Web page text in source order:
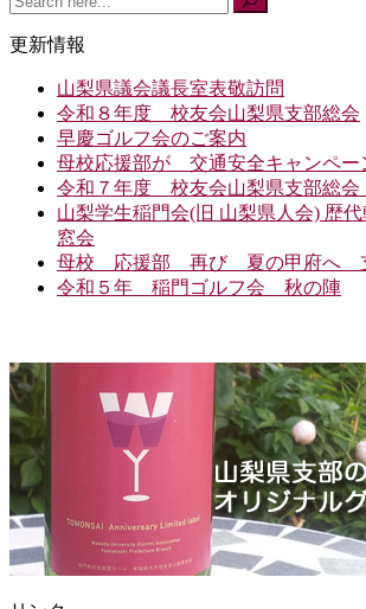
更新情報
山梨県議会議長室表敬訪問
令和８年度 校友会山梨県支部総会
早慶ゴルフ会のご案内
母校応援部が 交通安全キャンペー
令和７年度 校友会山梨県支部総
山梨学生稲門会(旧 山梨県人会) 歴
窓会
母校 応援部 再び 夏の甲府へ
令和５年 稲門ゴルフ会 秋の陣